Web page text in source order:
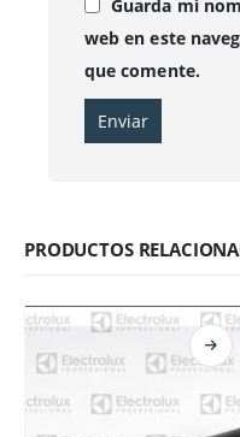
Guarda mi
web en este
que comente.
PRODUCTOS